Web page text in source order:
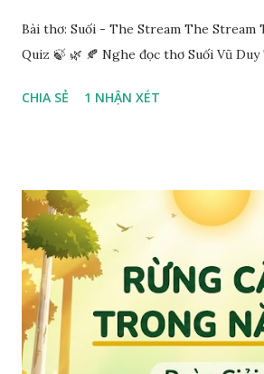
Bài thơ: Suối - The Stream The Stream
Quiz 🍃 🌿 🍂 Nghe đọc thơ Suối Vũ Duy
CHIA SẺ 1 NHẬN XÉT